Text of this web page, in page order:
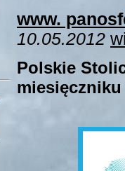
www.
10.05.2012
Polskie